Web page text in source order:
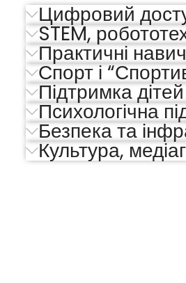
Цифровий
STEM,
Практичні
Спорт і
Підтримка
Психологічна
Безпека та
Культура,